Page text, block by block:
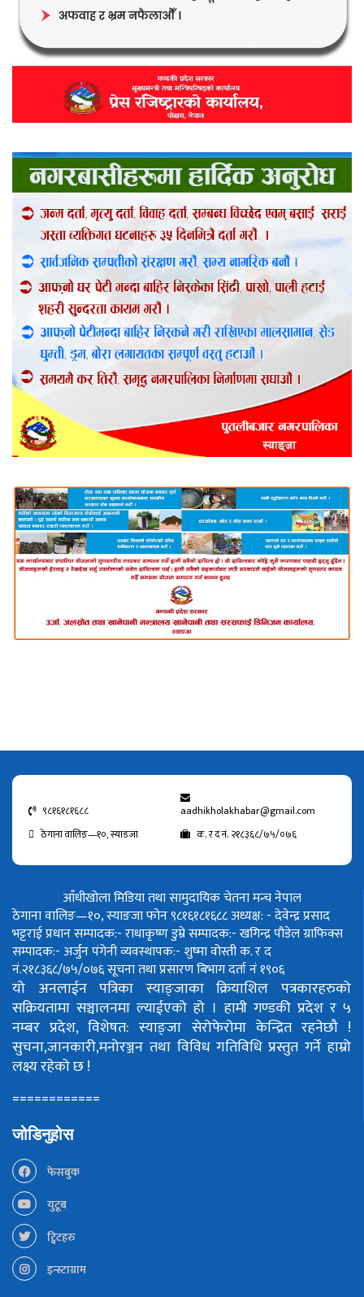
९८१६१८१६८८
aadhikholakhabar@gmail.com
ठेगाना वालिङ—१०, स्याङजा
क. र द नं. २१८३६८/७५/०७६
आँधीखोला मिडिया तथा सामुदायिक चेतना मन्च नेपाल
ठेगाना वालिङ—१०, स्याङजा फोन ९८१६१८१६८८अध्यक्ष: - देवेन्द्र प्रसाद
भट्टराईप्रधान सम्पादक:- राधाकृष्ण डुम्रेसम्पादक:- खगिन्द्र पौडेलग्राफिक्स
सम्पादक:- अर्जुन पंगेनीव्यवस्थापक:- शुष्मा वोस्तीक. र द
नं.२१८३६८/७५/०७६सूचना तथा प्रसारण बिभाग दर्ता नं १९०६
यो अनलाईन पत्रिका स्याङ्जाका क्रियाशिल पत्रकारहरुको
सक्रियतामा सञ्चालनमा ल्याईएको हो । हामी गण्डकी प्रदेश र ५
नम्बर प्रदेश, विशेषत: स्याङ्जा सेरोफेरोमा केन्द्रित रहनेछौ !
सुचना,जानकारी,मनोरञ्जन तथा विविध गतिविधि प्रस्तुत गर्ने हाम्रो
लक्ष्य रहेको छ !
============
जोडिनुहोस
फेसबुक
युटूब
ट्विटहरु
इन्स्टाग्राम